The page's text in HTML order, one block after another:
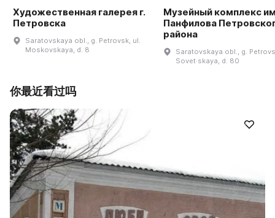
Художественная галерея г.
Петровска
Saratovskaya obl., g. Petrovsk, ul.
Moskovskaya, d. 8
Музейный комплекс
Панфилова
района
Saratovskaya obl., g.
Sovet·skaya, d. 80
你最近看过吗